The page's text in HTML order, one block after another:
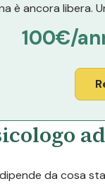
è ancora libera.
100€/
da cosa